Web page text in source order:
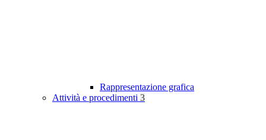
Rappresentazione grafica
Attività e procedimenti 3